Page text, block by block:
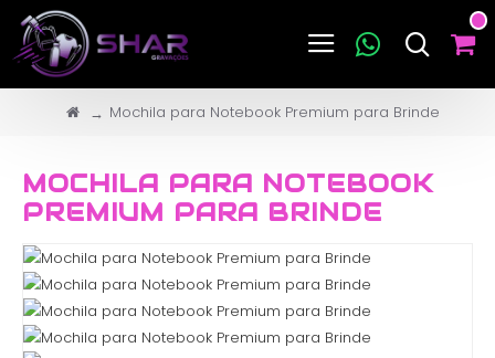
Mochila para Notebook Premium para Brinde
MOCHILA PARA NOTEBOOK
PREMIUM PARA BRINDE